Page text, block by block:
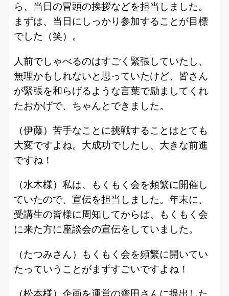
ら、当日の冒頭の挨拶などを担当しました。
まずは、当日にしっかり参加することが目標
でした（笑）。
人前でしゃべるのはすごく緊張していたし、
無理かもしれないと思っていたけど、皆さん
が緊張を和らげるような言葉で励ましてくれ
たおかげで、ちゃんとできました。
（伊藤）苦手なことに挑戦することはとても
大変ですよね。大成功でしたし、大きな前進
ですね！
（水木様）私は、もくもく会を頻繁に開催し
ていたので、宣伝を担当しました。年末に、
受講生の皆様に周知してからは、もくもく会
に来た方に座談会の宣伝をしていました。
（たつみさん）もくもく会を頻繁に開いてい
たっていうことがまずすごいですよね！
（松本様）企画を運営の齋田さんに提出した